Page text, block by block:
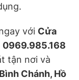
với Cửa
0969.985.168
tận nơi và
Chánh, Hồ